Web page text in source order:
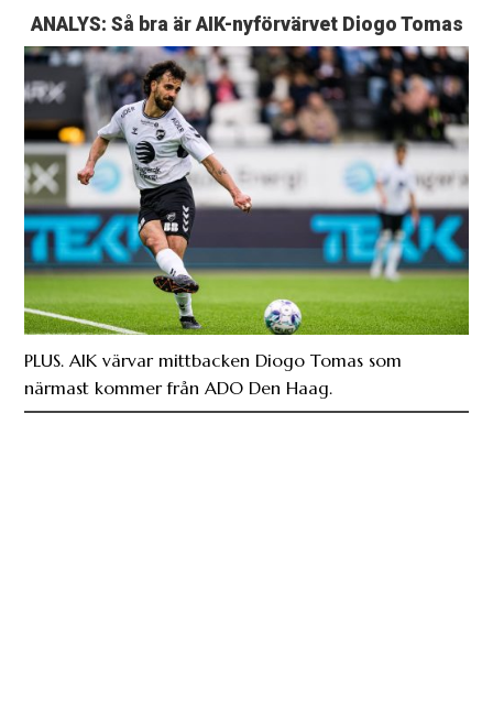
ANALYS: Så bra är AIK-nyförvärvet Diogo Tomas
PLUS. AIK värvar mittbacken Diogo Tomas som
närmast kommer från ADO Den Haag.